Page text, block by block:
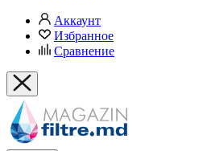
Аккаунт
Избранное
Сравнение